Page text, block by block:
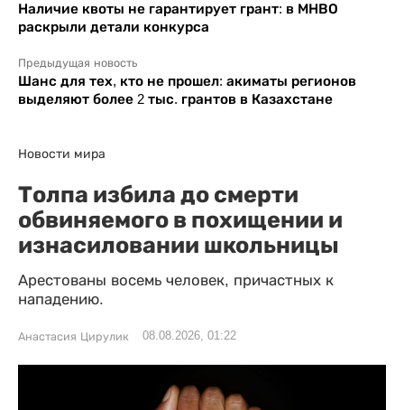
Наличие квоты не гарантирует грант: в МНВО
раскрыли детали конкурса
Предыдущая новость
Шанс для тех, кто не прошел: акиматы регионов
выделяют более 2 тыс. грантов в Казахстане
Новости мира
Толпа избила до смерти
обвиняемого в похищении и
изнасиловании школьницы
Арестованы восемь человек, причастных к
нападению.
Анастасия Цирулик 08.08.2026, 01:22